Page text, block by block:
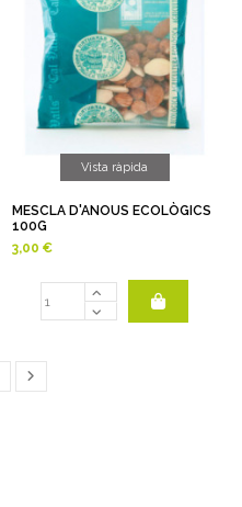
Vista ràpida
MESCLA D'ANOUS ECOLÒGICS
100G
3,00 €